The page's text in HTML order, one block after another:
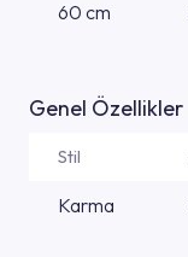
60 cm
Genel Özellikler
Stil
Karma